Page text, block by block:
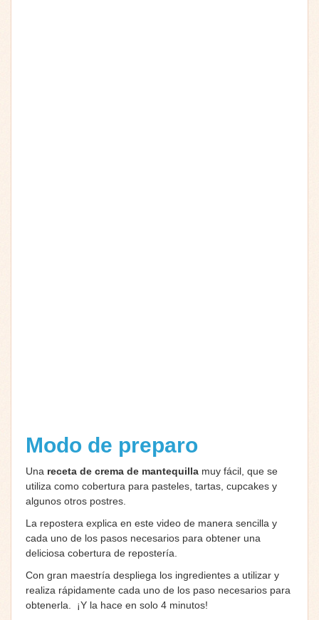
Modo de preparo
Una receta de crema de mantequilla muy fácil, que se
utiliza como cobertura para pasteles, tartas, cupcakes y
algunos otros postres.
La repostera explica en este video de manera sencilla y
cada uno de los pasos necesarios para obtener una
deliciosa cobertura de repostería.
Con gran maestría despliega los ingredientes a utilizar y
realiza rápidamente cada uno de los paso necesarios para
obtenerla. ¡Y la hace en solo 4 minutos!